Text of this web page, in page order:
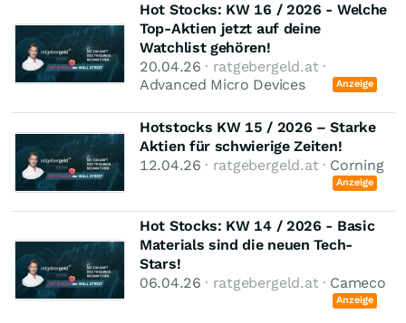
Hot Stocks: KW 16 / 2026 - Welche
Top-Aktien jetzt auf deine
Watchlist gehören!
20.04.26 · ratgebergeld.at ·
Advanced Micro Devices
Anzeige
Hotstocks KW 15 / 2026 – Starke
Aktien für schwierige Zeiten!
12.04.26 · ratgebergeld.at · Corning
Anzeige
Hot Stocks: KW 14 / 2026 - Basic
Materials sind die neuen Tech-
Stars!
06.04.26 · ratgebergeld.at · Cameco
Anzeige